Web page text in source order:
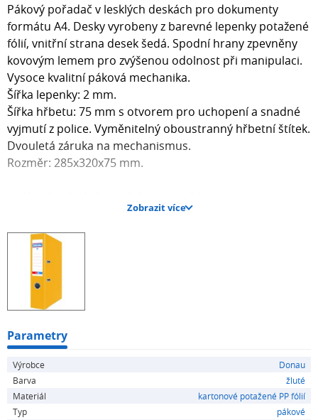
Pákový pořadač v lesklých deskách pro dokumenty
formátu A4. Desky vyrobeny z barevné lepenky potažené
fólií, vnitřní strana desek šedá. Spodní hrany zpevněny
kovovým lemem pro zvýšenou odolnost při manipulaci.
Vysoce kvalitní páková mechanika.
Šířka lepenky: 2 mm.
Šířka hřbetu: 75 mm s otvorem pro uchopení a snadné
vyjmutí z police. Vyměnitelný oboustranný hřbetní štítek.
Dvouletá záruka na mechanismus.
Rozměr: 285x320x75 mm.
• lepenka potažená lesklou fólií, hrany zpevněny
kovovým lemem
• vysoce kvalitní páková mechanika
• hřbetní otvor pro snadnou manipulaci a vyměnitelný
oboustranný hřbetní štítek
• šířka hřbetu: 75 mm
• barva: neonově žlutý
Zobrazit více
Parametry
Výrobce
Donau
Barva
žluté
Materiál
kartonové potažené PP fólií
Typ
pákové